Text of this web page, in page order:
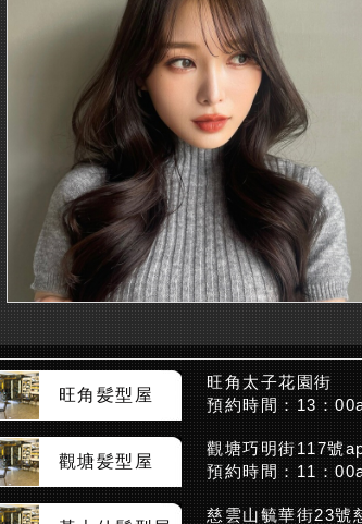
旺角髪型屋
旺角太子花園街
預約時間：13：
觀塘髪型屋
觀塘巧明街117號
預約時間：11：
慈雲山毓華街23號